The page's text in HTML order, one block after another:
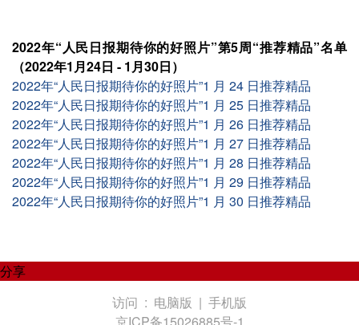
2022年“人民日报期待你的好照片”第5周“推荐精品”名单
（2022年1月24日 - 1月30日）
2022年“人民日报期待你的好照片”1 月 24 日推荐精品
2022年“人民日报期待你的好照片”1 月 25 日推荐精品
2022年“人民日报期待你的好照片”1 月 26 日推荐精品
2022年“人民日报期待你的好照片”1 月 27 日推荐精品
2022年“人民日报期待你的好照片”1 月 28 日推荐精品
2022年“人民日报期待你的好照片”1 月 29 日推荐精品
2022年“人民日报期待你的好照片”1 月 30 日推荐精品
分享
访问 : 电脑版 | 手机版